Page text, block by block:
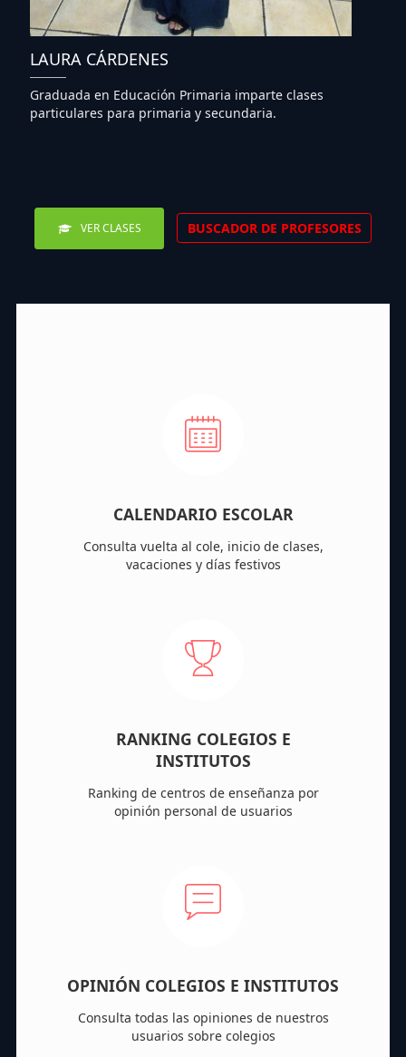
LAURA CÁRDENES
Graduada en Educación Primaria imparte clases
particulares para primaria y secundaria.
VER CLASES BUSCADOR DE PROFESORES
CALENDARIO ESCOLAR
Consulta vuelta al cole, inicio de clases,
vacaciones y días festivos
RANKING COLEGIOS E
INSTITUTOS
Ranking de centros de enseñanza por
opinión personal de usuarios
OPINIÓN COLEGIOS E INSTITUTOS
Consulta todas las opiniones de nuestros
usuarios sobre colegios